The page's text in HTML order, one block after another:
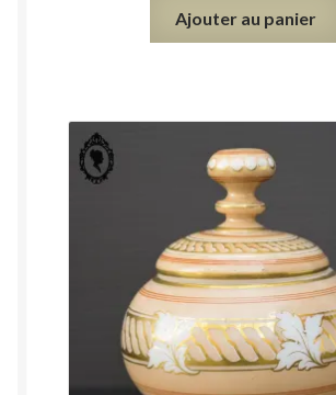
Ajouter au panier